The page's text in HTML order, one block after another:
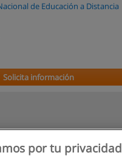
de Educación a Distancia
Solicita información
por tu privacidad